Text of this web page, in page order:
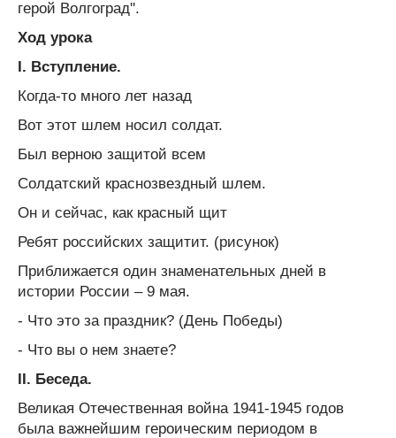
герой Волгоград''.
Ход урока
I. Вступление.
Когда-то много лет назад
Вот этот шлем носил солдат.
Был верною защитой всем
Солдатский краснозвездный шлем.
Он и сейчас, как красный щит
Ребят российских защитит. (рисунок)
Приближается один знаменательных дней в
истории России – 9 мая.
- Что это за праздник? (День Победы)
- Что вы о нем знаете?
II. Беседа.
Великая Отечественная война 1941-1945 годов
была важнейшим героическим периодом в